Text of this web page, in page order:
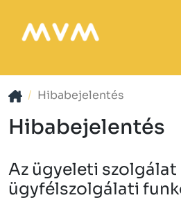
Hibabejelentés
Hibabejelentés
Az ügyeleti szolgálat
ügyfélszolgálati